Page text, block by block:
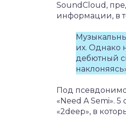
SoundCloud,
информации, в
их. Однако
дебютный
Под
«Need A Semi».
«2deep», в